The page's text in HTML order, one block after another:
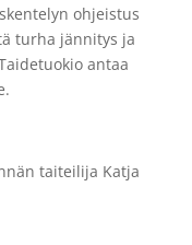
ohjeistus
turha jännitys ja
antaa
taiteilija Katja